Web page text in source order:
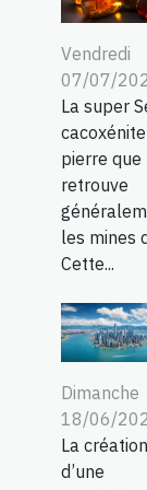
Vendredi
07/07/
La super
pierre que
retrouve
les mines
Cette...
Dimanche
18/06/
La création
d’une